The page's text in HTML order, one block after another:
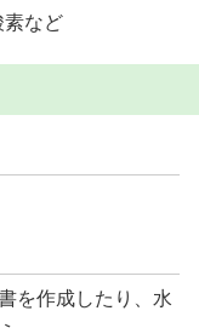
素など
を作成したり、水